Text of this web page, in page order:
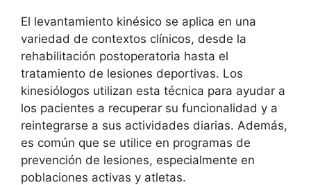
El levantamiento kinésico se aplica en una
variedad de contextos clínicos, desde la
rehabilitación postoperatoria hasta el
tratamiento de lesiones deportivas. Los
kinesiólogos utilizan esta técnica para ayudar a
los pacientes a recuperar su funcionalidad y a
reintegrarse a sus actividades diarias. Además,
es común que se utilice en programas de
prevención de lesiones, especialmente en
poblaciones activas y atletas.